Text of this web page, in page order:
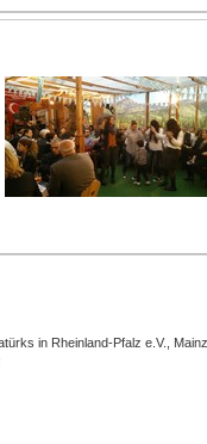
in Rheinland-Pfalz e.V.,